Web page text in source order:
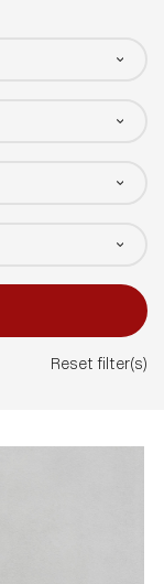
Reset filter(s)